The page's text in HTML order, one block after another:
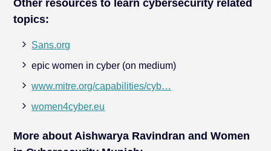
Other resources to learn cybersecurity related
topics:
Sans.org
epic women in cyber (on medium)
www.mitre.org/capabilities/cyb…
women4cyber.eu
More about Aishwarya Ravindran and Women